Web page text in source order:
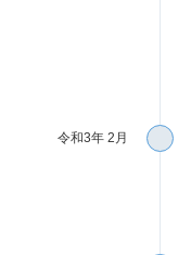
令和3年 2月